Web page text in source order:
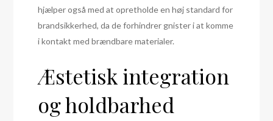
hjælper også med at opretholde en høj standard for
brandsikkerhed, da de forhindrer gnister i at komme
i kontakt med brændbare materialer.
Æstetisk integration
og holdbarhed